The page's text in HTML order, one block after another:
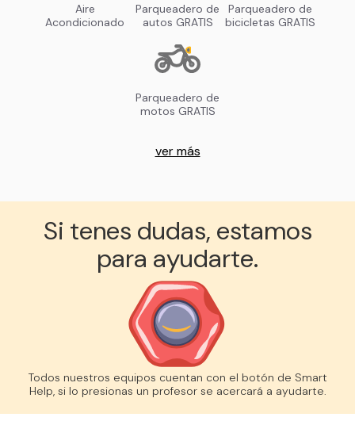
Aire
Acondicionado
Parqueadero de
autos GRATIS
Parqueadero de
bicicletas GRATIS
Parqueadero de
motos GRATIS
ver más
Si tenes dudas, estamos
para ayudarte.
Todos nuestros equipos cuentan con el botón de Smart
Help, si lo presionas un profesor se acercará a ayudarte.